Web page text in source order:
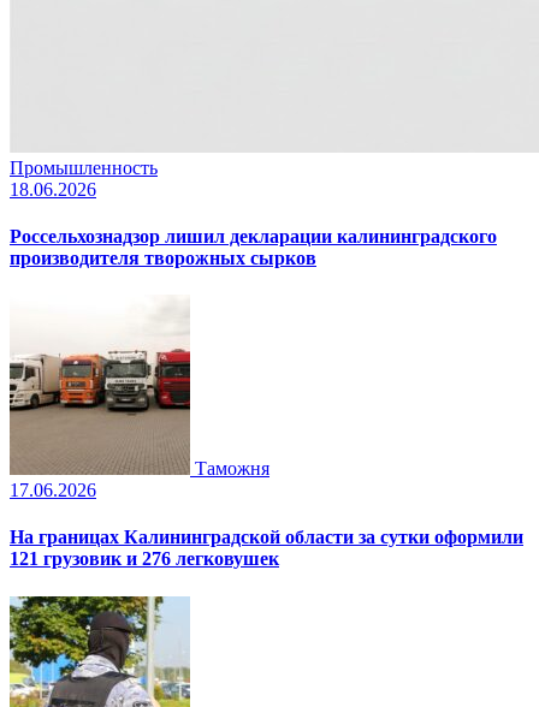
Промышленность
18.06.2026
Россельхознадзор лишил декларации калининградского
производителя творожных сырков
Таможня
17.06.2026
На границах Калининградской области за сутки оформили
121 грузовик и 276 легковушек